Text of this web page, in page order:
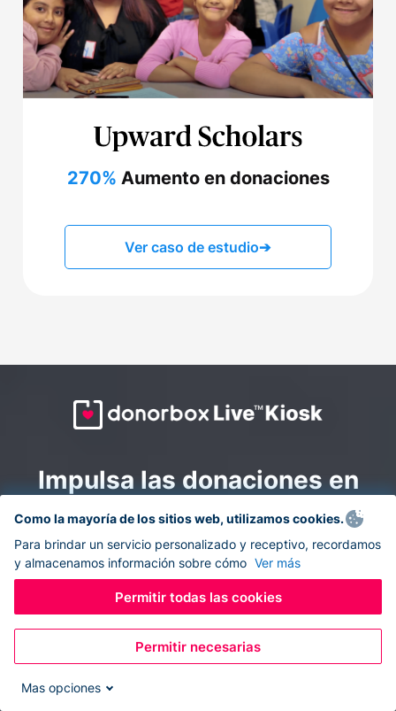
270% Aumento en donaciones
Ver caso de estudio➔
Impulsa las donaciones en
todas partes: combina la
recaudación de fondos en
línea y en el sitio con
Donorbox Live Kiosk.
Convierte tu tableta en un quiosco de donaciones y
recolecta donaciones sin efectivo durante eventos, en
Como la mayoría de los sitios web, utilizamos cookies.
Para brindar un servicio personalizado y receptivo, recordamos
y almacenamos información sobre cómo Ver más
Permitir todas las cookies
Permitir necesarias
Mas opciones